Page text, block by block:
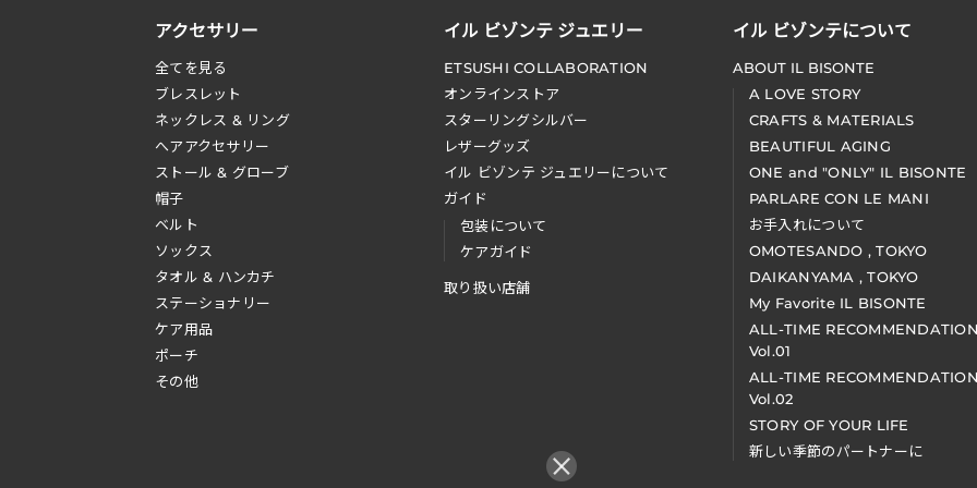
アクセサリー
全てを見る
ブレスレット
ネックレス & リング
へアアクセサリー
ストール & グローブ
帽子
ベルト
ソックス
タオル & ハンカチ
ステーショナリー
ケア用品
ポーチ
その他
イル ビゾンテ ジュエリー
ETSUSHI COLLABORATION
オンラインストア
スターリングシルバー
レザーグッズ
イル ビゾンテ ジュエリーについて
ガイド
包装について
ケアガイド
取り扱い店舗
イル ビゾンテについて
ABOUT IL BISONTE
A LOVE STORY
CRAFTS & MATERIALS
BEAUTIFUL AGING
ONE and "ONLY" IL BISONTE
PARLARE CON LE MANI
お手入れについて
OMOTESANDO , TOKYO
DAIKANYAMA , TOKYO
My Favorite IL BISONTE
ALL-TIME
Vol.01
ALL-TIME
Vol.02
STORY OF YOUR LIFE
新しい季節のパートナーに